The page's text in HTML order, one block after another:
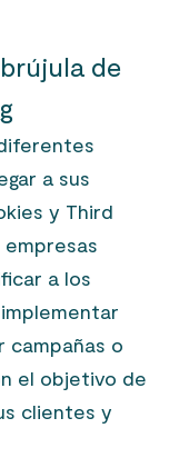
de
a sus
y Third
a los
campañas o
el objetivo de
clientes y